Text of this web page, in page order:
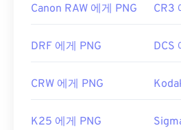
Canon RAW 에게 PNG CR3
DRF 에게 PNG DCS
CRW 에게 PNG
K25 에게 PNG